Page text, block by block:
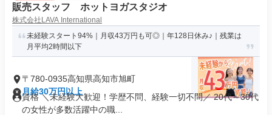
販売スタッフ ホットヨガスタジオ
株式会社LAVA International
未経験スタート94%｜月収43万円も可◎｜年128日休み♪｜残業は
月平均2時間以下
〒780-0935高知県高知市旭町
月給30万円以上
資格 ＼未経験大歓迎！学歴不問、経験一切不問／ 20代～30代
の女性が多数活躍中の職...